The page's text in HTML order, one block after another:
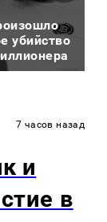
убийство
7 часов назад
и
в